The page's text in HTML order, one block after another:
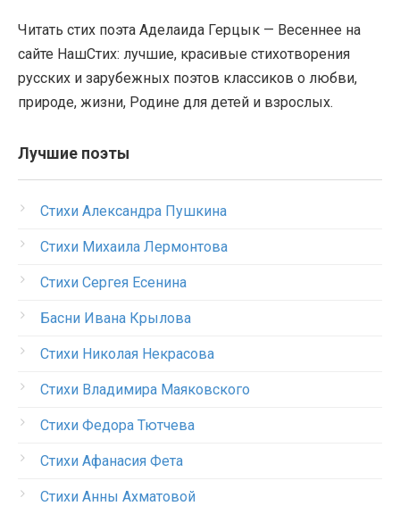
Читать стих поэта Аделаида Герцык — Весеннее на
сайте НашСтих: лучшие, красивые стихотворения
русских и зарубежных поэтов классиков о любви,
природе, жизни, Родине для детей и взрослых.
Лучшие поэты
Стихи Александра Пушкина
Стихи Михаила Лермонтова
Стихи Сергея Есенина
Басни Ивана Крылова
Стихи Николая Некрасова
Стихи Владимира Маяковского
Стихи Федора Тютчева
Стихи Афанасия Фета
Стихи Анны Ахматовой